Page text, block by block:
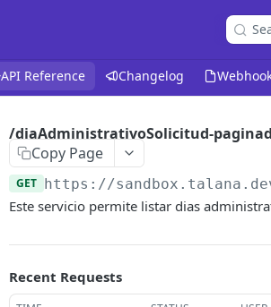
API Reference Changelog
/diaAdministrativoSolicitud-
Copy Page
GET https://
Este servicio permite listar dias
Recent Requests